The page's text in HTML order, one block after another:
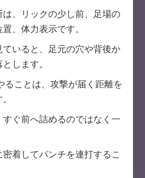
は、リックの少し前、足場の
、体力表示です。
いると、足元の穴や背後か
します。
ることは、攻撃が届く距離を
ぐ前へ詰めるのではなく一
着してパンチを連打するこ